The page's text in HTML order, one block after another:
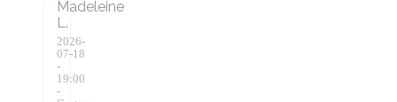
Madeleine
L
2026-
07-18
-
19:00
-